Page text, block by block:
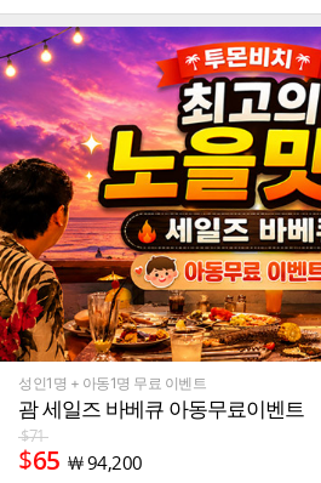
성인1명 + 아동1명 무료 이벤트
괌 세일즈 바베큐 아동무료이벤트
$71
$65 ￦94,200